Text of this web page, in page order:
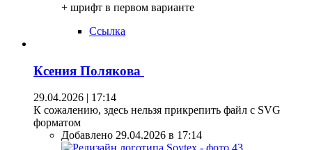
+ шрифт в первом варианте
Ссылка
Ксения Полякова
29.04.2026 | 17:14
К сожалению, здесь нельзя прикрепить файл с SVG
форматом
Добавлено 29.04.2026 в 17:14